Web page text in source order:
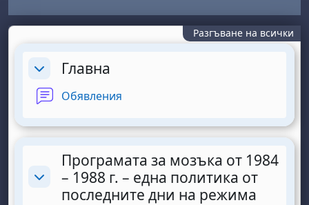
Разгъване
Главна
Разгъване на всички
Обявления
Разгъване
Програмата за мозъка от 1984
– 1988 г. – една политика от
последните дни на режима